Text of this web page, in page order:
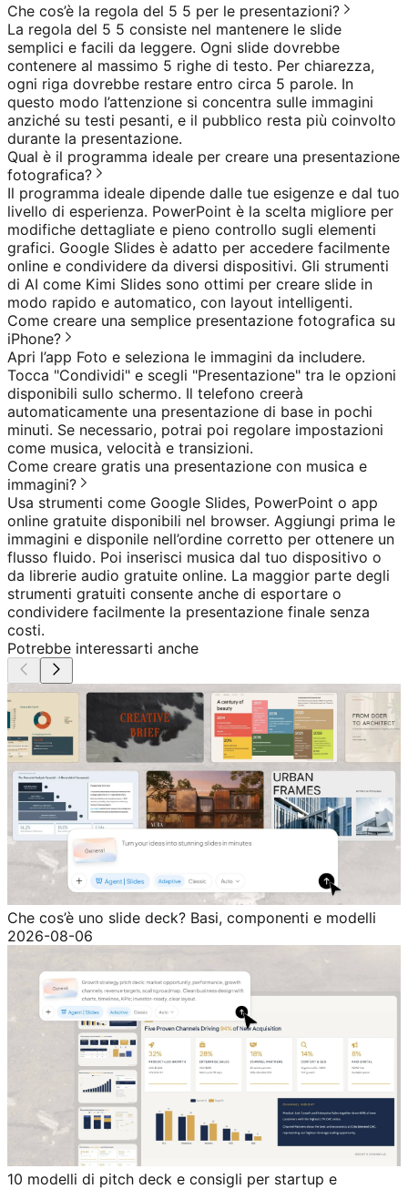
Che cos’è la regola del 5 5 per le presentazioni?
La regola del 5 5 consiste nel mantenere le slide
semplici e facili da leggere. Ogni slide dovrebbe
contenere al massimo 5 righe di testo. Per chiarezza,
ogni riga dovrebbe restare entro circa 5 parole. In
questo modo l’attenzione si concentra sulle immagini
anziché su testi pesanti, e il pubblico resta più coinvolto
durante la presentazione.
Qual è il programma ideale per creare una presentazione
fotografica?
Il programma ideale dipende dalle tue esigenze e dal tuo
livello di esperienza. PowerPoint è la scelta migliore per
modifiche dettagliate e pieno controllo sugli elementi
grafici. Google Slides è adatto per accedere facilmente
online e condividere da diversi dispositivi. Gli strumenti
di AI come Kimi Slides sono ottimi per creare slide in
modo rapido e automatico, con layout intelligenti.
Come creare una semplice presentazione fotografica su
iPhone?
Apri l’app Foto e seleziona le immagini da includere.
Tocca "Condividi" e scegli "Presentazione" tra le opzioni
disponibili sullo schermo. Il telefono creerà
automaticamente una presentazione di base in pochi
minuti. Se necessario, potrai poi regolare impostazioni
come musica, velocità e transizioni.
Come creare gratis una presentazione con musica e
immagini?
Usa strumenti come Google Slides, PowerPoint o app
online gratuite disponibili nel browser. Aggiungi prima le
immagini e disponile nell’ordine corretto per ottenere un
flusso fluido. Poi inserisci musica dal tuo dispositivo o
da librerie audio gratuite online. La maggior parte degli
strumenti gratuiti consente anche di esportare o
condividere facilmente la presentazione finale senza
costi.
Potrebbe interessarti anche
Che cos’è uno slide deck? Basi, componenti e modelli
2026-08-06
10 modelli di pitch deck e consigli per startup e